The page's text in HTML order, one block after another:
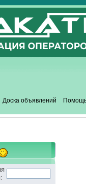
Доска объявлений